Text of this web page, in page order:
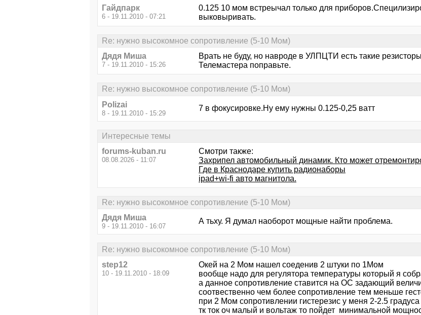
Гайдпарк
6 - 19.11.2010 - 07:21
0.125 10 мом встреычал только для
выковыривать.
Re: нужно высокомное сопротивление (5-10 Мом)
Дядя Миша
7 - 19.11.2010 - 15:26
Врать не буду, но навроде в УЛПЦТИ есть такие
Телемастера поправьте.
Re: нужно высокомное сопротивление (5-10 Мом)
Polizai
8 - 19.11.2010 - 15:29
7 в фокусировке.Ну ему нужны 0.125-0,25 ватт
Интересные темы
forums-kuban.ru
08.08.2026 - 11:07
Смотри также:
Захрипел автомобильный динамик. Кто может
Где в Краснодаре купить радионаборы
ipad+wi-fi авто магнитола.
Re: нужно высокомное сопротивление (5-10 Мом)
Дядя Миша
9 - 19.11.2010 - 16:07
А тьху. Я думал наоборот мощные найти проблема.
Re: нужно высокомное сопротивление (5-10 Мом)
step12
10 - 19.11.2010 - 18:09
Окей на 2 Мом нашел соеденив 2 штуки по 1Мом
вообще надо для регулятора температуры который я
а данное сопротивление ставится на ОС задающий
соотвественно чем более сопротивление тем меньше
при 2 Мом сопротивлении гистерезис у меня 2-2.5
тк ток оч малый и вольтаж то пойдет минимальной